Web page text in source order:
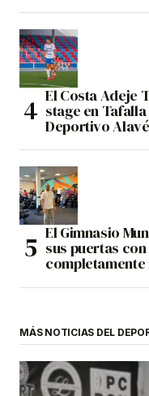
El Costa Adeje
stage en
Deportivo
El Gimnasio
sus puertas
MÁS NOTICIAS DEL